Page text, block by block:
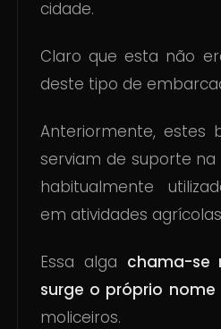
cidade.
Claro que esta não
deste tipo de
Anteriormente, estes
serviam de suporte
habitualmente
em atividades
Essa alga chama-
surge o próprio
moliceiros.